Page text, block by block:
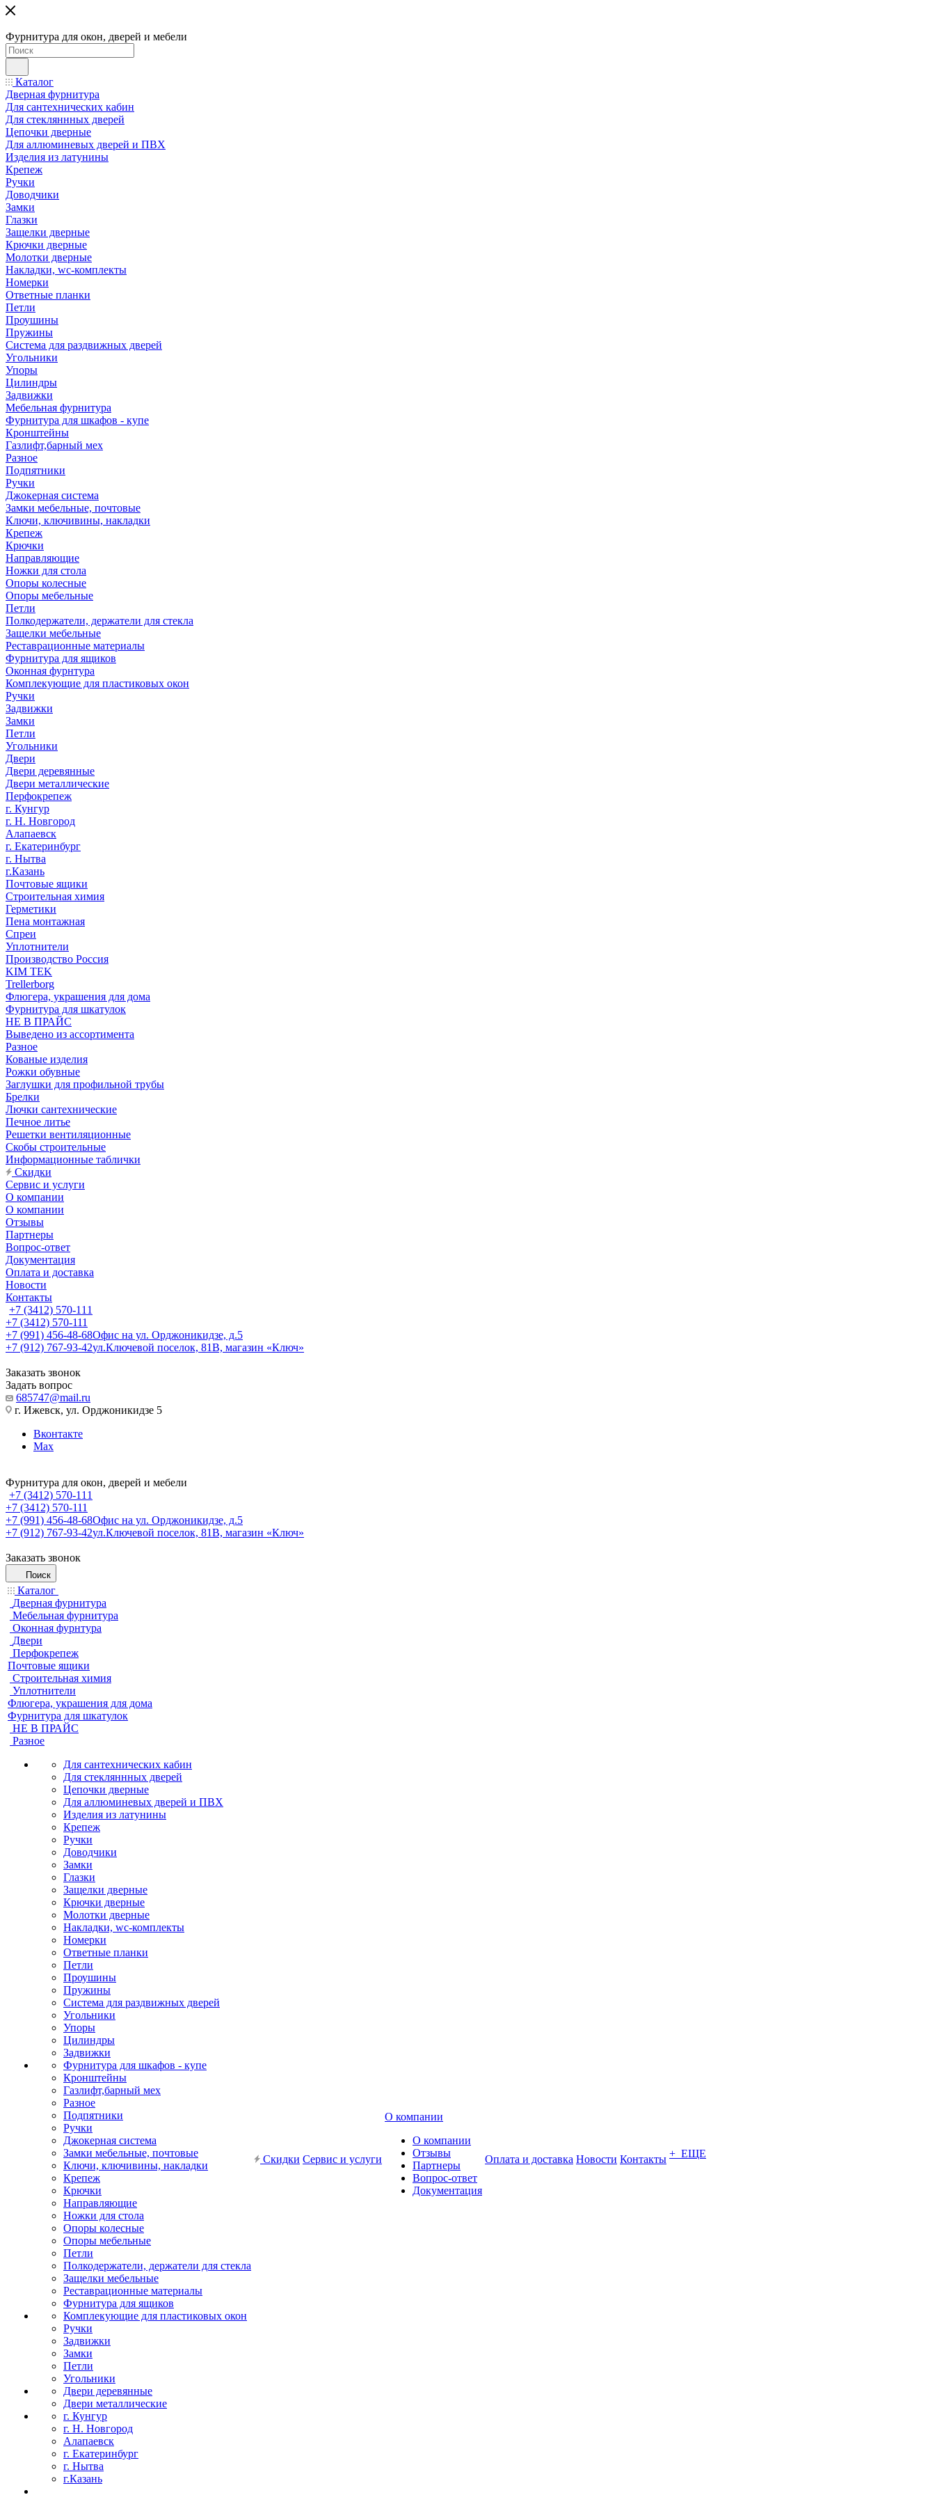
Фурнитура для окон, дверей и мебели
Каталог
Дверная фурнитура
Для сантехнических кабин
Для стекляннных дверей
Цепочки дверные
Для аллюминевых дверей и ПВХ
Изделия из латунины
Крепеж
Ручки
Доводчики
Замки
Глазки
Защелки дверные
Крючки дверные
Молотки дверные
Накладки, wc-комплекты
Номерки
Ответные планки
Петли
Проушины
Пружины
Система для раздвижных дверей
Угольники
Упоры
Цилиндры
Задвижки
Мебельная фурнитура
Фурнитура для шкафов - купе
Кронштейны
Газлифт,барный мех
Разное
Подпятники
Ручки
Джокерная система
Замки мебельные, почтовые
Ключи, ключивины, накладки
Крепеж
Крючки
Направляющие
Ножки для стола
Опоры колесные
Опоры мебельные
Петли
Полкодержатели, держатели для стекла
Защелки мебельные
Реставрационные материалы
Фурнитура для ящиков
Оконная фурнтура
Комплекующие для пластиковых окон
Ручки
Задвижки
Замки
Петли
Угольники
Двери
Двери деревянные
Двери металлические
Перфокрепеж
г. Кунгур
г. Н. Новгород
Алапаевск
г. Екатеринбург
г. Нытва
г.Казань
Почтовые ящики
Строительная химия
Герметики
Пена монтажная
Спреи
Уплотнители
Производство Россия
KIM TEK
Trellerborg
Флюгера, украшения для дома
Фурнитура для шкатулок
НЕ В ПРАЙС
Выведено из ассортимента
Разное
Кованые изделия
Рожки обувные
Заглушки для профильной трубы
Брелки
Лючки сантехнические
Печное литье
Решетки вентиляционные
Скобы строительные
Информационные таблички
Скидки
Сервис и услуги
О компании
О компании
Отзывы
Партнеры
Вопрос-ответ
Документация
Оплата и доставка
Новости
Контакты
+7 (3412) 570-111
+7 (3412) 570-111
+7 (991) 456-48-68Офис на ул. Орджоникидзе, д.5
+7 (912) 767-93-42ул.Ключевой поселок, 81В, магазин «Ключ»
Заказать звонок
Задать вопрос
685747@mail.ru
г. Ижевск, ул. Орджоникидзе 5
Вконтакте
Max
Фурнитура для окон, дверей и мебели
+7 (3412) 570-111
+7 (3412) 570-111
+7 (991) 456-48-68Офис на ул. Орджоникидзе, д.5
+7 (912) 767-93-42ул.Ключевой поселок, 81В, магазин «Ключ»
Заказать звонок
Поиск
Каталог
Дверная фурнитура
Мебельная фурнитура
Оконная фурнтура
Двери
Перфокрепеж
Почтовые ящики
Строительная химия
Уплотнители
Флюгера, украшения для дома
Фурнитура для шкатулок
НЕ В ПРАЙС
Разное
Для сантехнических кабин
Для стекляннных дверей
Цепочки дверные
Для аллюминевых дверей и ПВХ
Изделия из латунины
Крепеж
Ручки
Доводчики
Замки
Глазки
Защелки дверные
Крючки дверные
Молотки дверные
Накладки, wc-комплекты
Номерки
Ответные планки
Петли
Проушины
Пружины
Система для раздвижных дверей
Угольники
Упоры
Цилиндры
Задвижки
Фурнитура для шкафов - купе
Кронштейны
Газлифт,барный мех
Разное
Подпятники
Ручки
Джокерная система
Замки мебельные, почтовые
Ключи, ключивины, накладки
Крепеж
Крючки
Направляющие
Ножки для стола
Опоры колесные
Опоры мебельные
Петли
Полкодержатели, держатели для стекла
Защелки мебельные
Реставрационные материалы
Фурнитура для ящиков
Комплекующие для пластиковых окон
Ручки
Задвижки
Замки
Петли
Угольники
Двери деревянные
Двери металлические
г. Кунгур
г. Н. Новгород
Алапаевск
г. Екатеринбург
г. Нытва
г.Казань
Скидки Сервис и услуги
О компании
О компании
Отзывы
Партнеры
Вопрос-ответ
Документация
Оплата и доставка Новости Контакты + ЕЩЕ